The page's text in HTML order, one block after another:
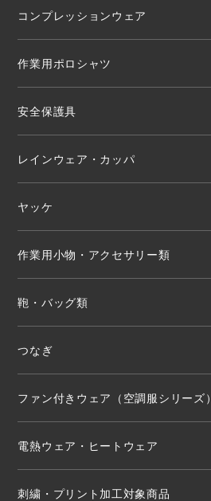
コンプレッションウェア
作業用ポロシャツ
安全保護具
レインウェア・カッパ
ヤッケ
作業用小物・アクセサリー類
鞄・バッグ類
つなぎ
ファン付きウェア（空調服シリーズ）
電熱ウェア・ヒートウェア
刺繍・プリント加工対象商品